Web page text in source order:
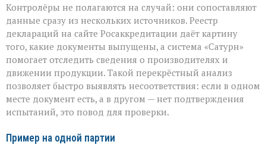
Контролёры не полагаются на случай: они сопоставляют
данные сразу из нескольких источников. Реестр
деклараций на сайте Росаккредитации даёт картину
того, какие документы выпущены, а система «Сатурн»
помогает отследить сведения о производителях и
движении продукции. Такой перекрёстный анализ
позволяет быстро выявлять несоответствия: если в одном
месте документ есть, а в другом — нет подтверждения
испытаний, это повод для проверки.
Пример на одной партии